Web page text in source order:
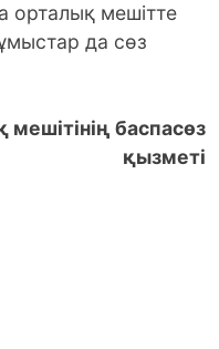
орталық мешітте
да сөз
баспасөз
қызметі